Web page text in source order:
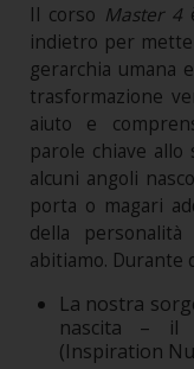
Il corso Master 4
indietro per
gerarchia umana
trasformazione
aiuto e
parole chiave
alcuni angoli
porta o magari
della
abitiamo. Durante
La nostra
nascita – il
(Inspiration